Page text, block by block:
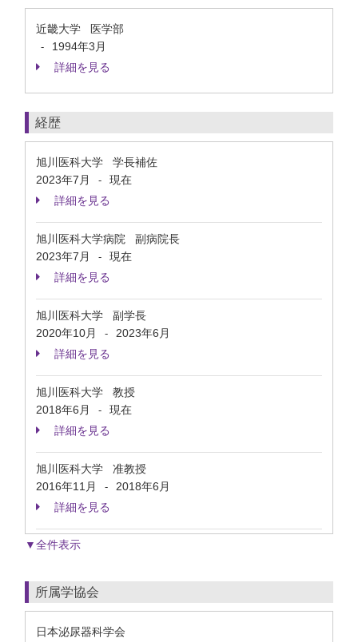
近畿大学 医学部
-
1994年3月
詳細を見る
経歴
旭川医科大学 学長補佐
2023年7月
-
現在
詳細を見る
旭川医科大学病院 副病院長
2023年7月
-
現在
詳細を見る
旭川医科大学 副学長
2020年10月
-
2023年6月
詳細を見る
旭川医科大学 教授
2018年6月
-
現在
詳細を見る
旭川医科大学 准教授
2016年11月
-
2018年6月
詳細を見る
▼全件表示
所属学協会
日本泌尿器科学会